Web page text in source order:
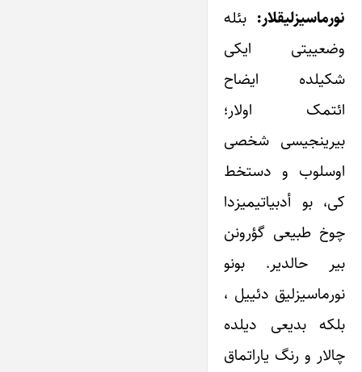
نورماسیزلیقلار: بئله
وضعییتی ایکی
شکیلده ایضاح
ائتمک اولار؛
بیرینجیسی شخصی
اوسلوب و دستخط
کی، بو أدبیاتیمیزدا
چوخ طبیعی گؤرونن
بیر حالدیر. بونو
نورماسیزلیق دئییل ،
بلکه بدیعی دیلده
چالار و رنگ یاراتماق